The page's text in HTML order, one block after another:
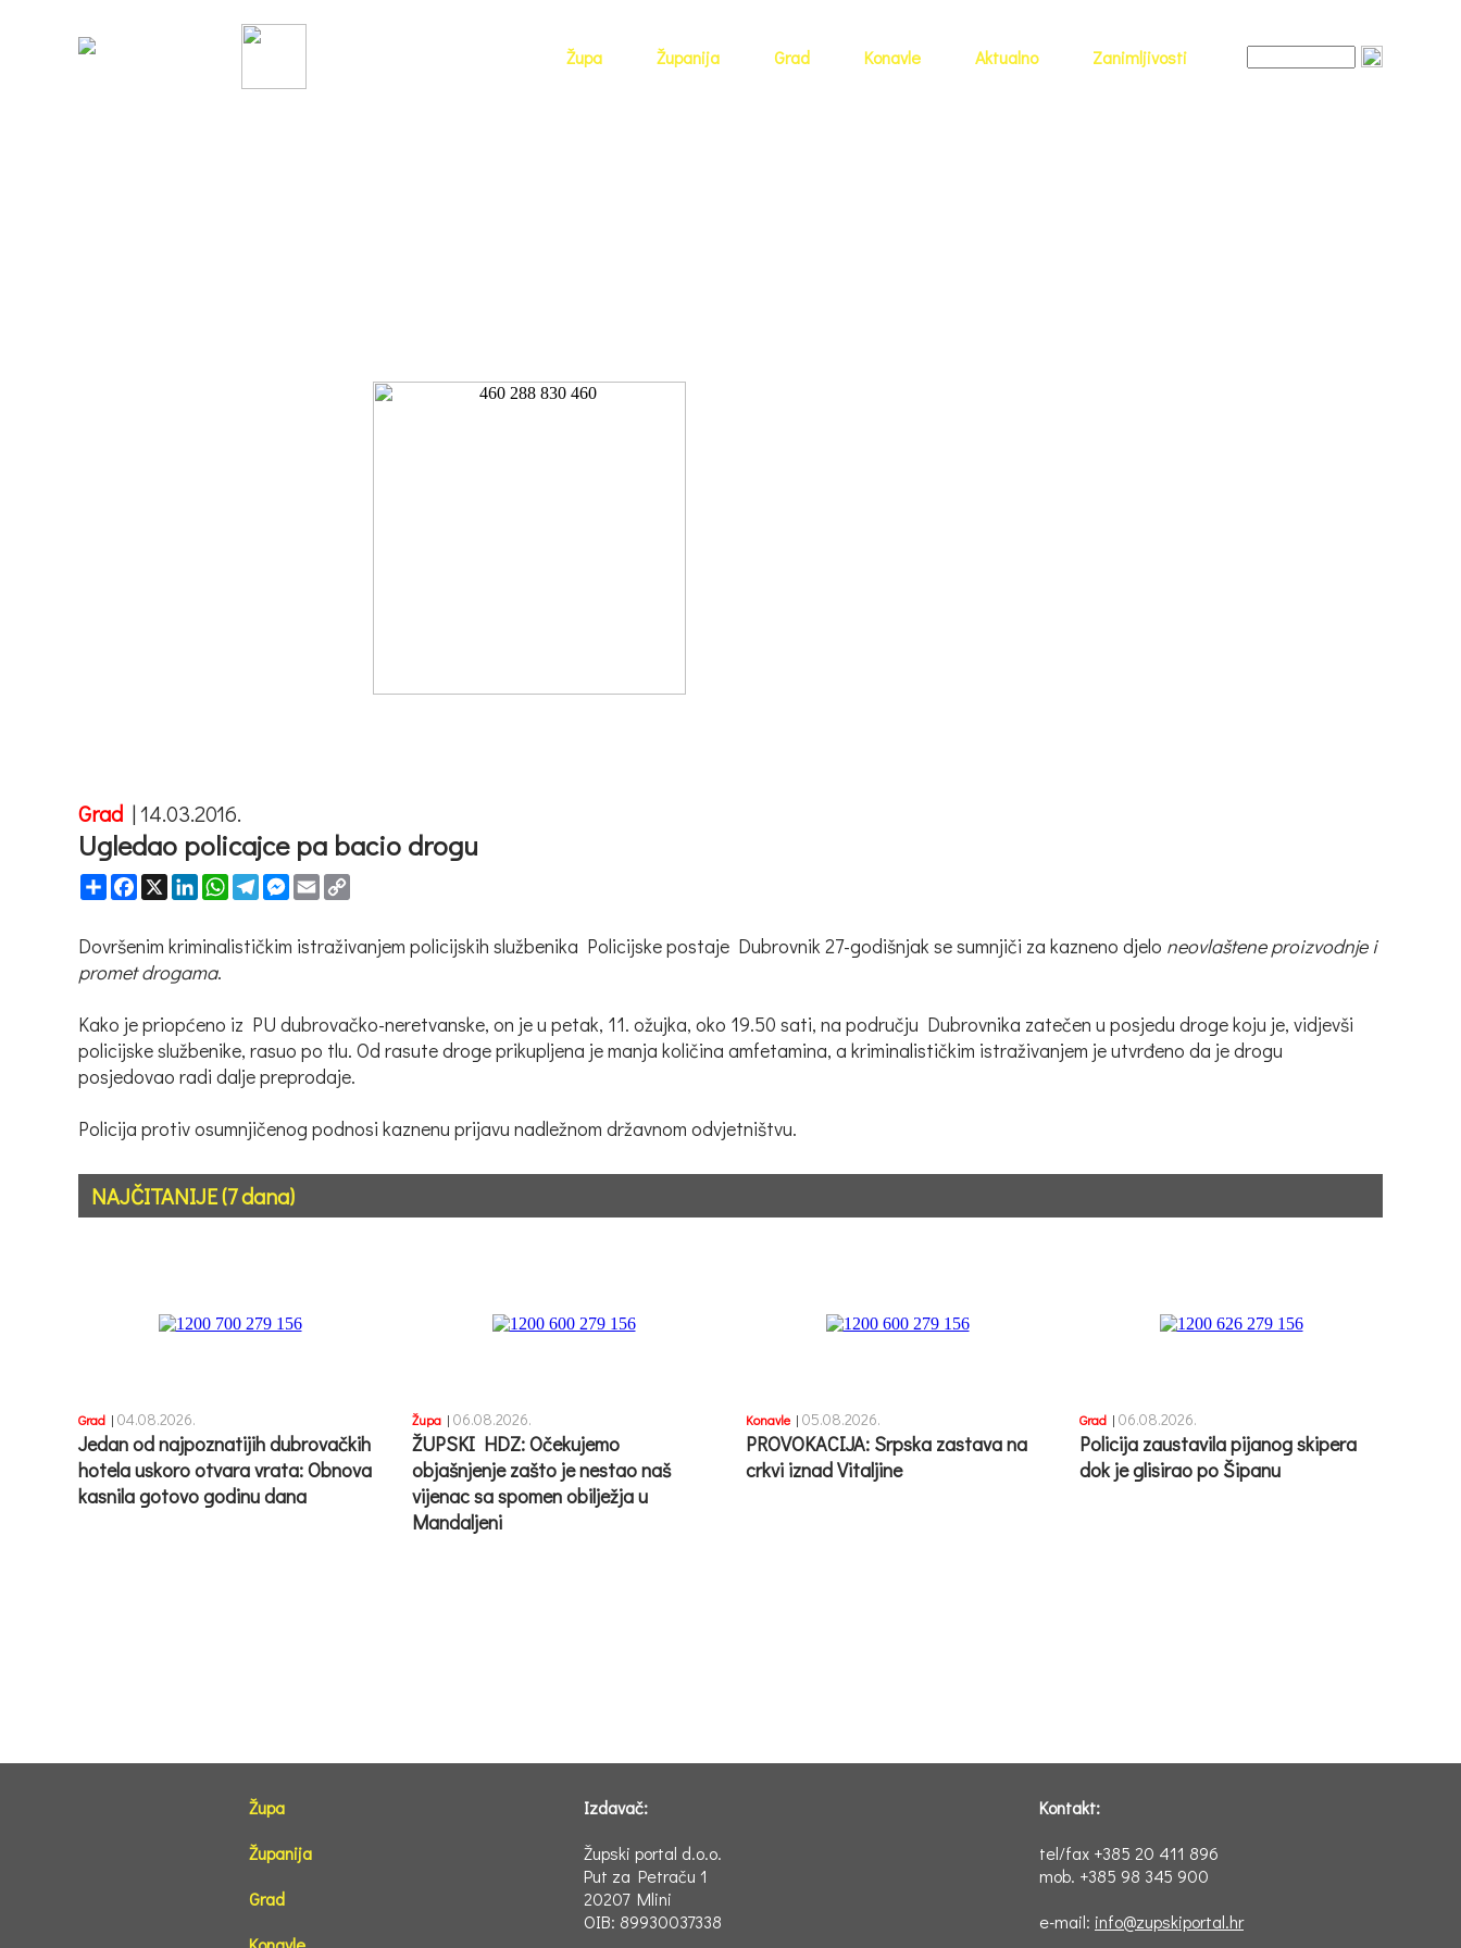
Župa Županija Grad Konavle Aktualno Zanimljivosti
Grad | 14.03.2016.
Ugledao policajce pa bacio drogu
ShareFacebook
X LinkedInWhatsApp
TelegramMessenger
Email
Dovršenim kriminalističkim istraživanjem policijskih službenika Policijske postaje Dubrovnik 27-godišnjak se sumnjiči za kazneno djelo neovlaštene proizvodnje i
promet drogama.
Kako je priopćeno iz PU dubrovačko-neretvanske, on je u petak, 11. ožujka, oko 19.50 sati, na području Dubrovnika zatečen u posjedu droge koju je, vidjevši
policijske službenike, rasuo po tlu. Od rasute droge prikupljena je manja količina amfetamina, a kriminalističkim istraživanjem je utvrđeno da je drogu
posjedovao radi dalje preprodaje.
Policija protiv osumnjičenog podnosi kaznenu prijavu nadležnom državnom odvjetništvu.
NAJČITANIJE (7 dana)
Grad | 04.08.2026.
Jedan od najpoznatijih dubrovačkih
hotela uskoro otvara vrata: Obnova
kasnila gotovo godinu dana
Župa | 06.08.2026.
ŽUPSKI HDZ: Očekujemo
objašnjenje zašto je nestao naš
vijenac sa spomen obilježja u
Mandaljeni
Konavle | 05.08.2026.
PROVOKACIJA: Srpska zastava na
crkvi iznad Vitaljine
Grad | 06.08.2026.
Policija zaustavila pijanog skipera
dok je glisirao po Šipanu
Župa
Županija
Grad
Izdavač:
Župski portal d.o.o.
Put za Petraču 1
20207 Mlini
OIB: 89930037338
Kontakt:
tel/fax +385 20 411 896
mob. +385 98 345 900
e-mail: info@zupskiportal.hr